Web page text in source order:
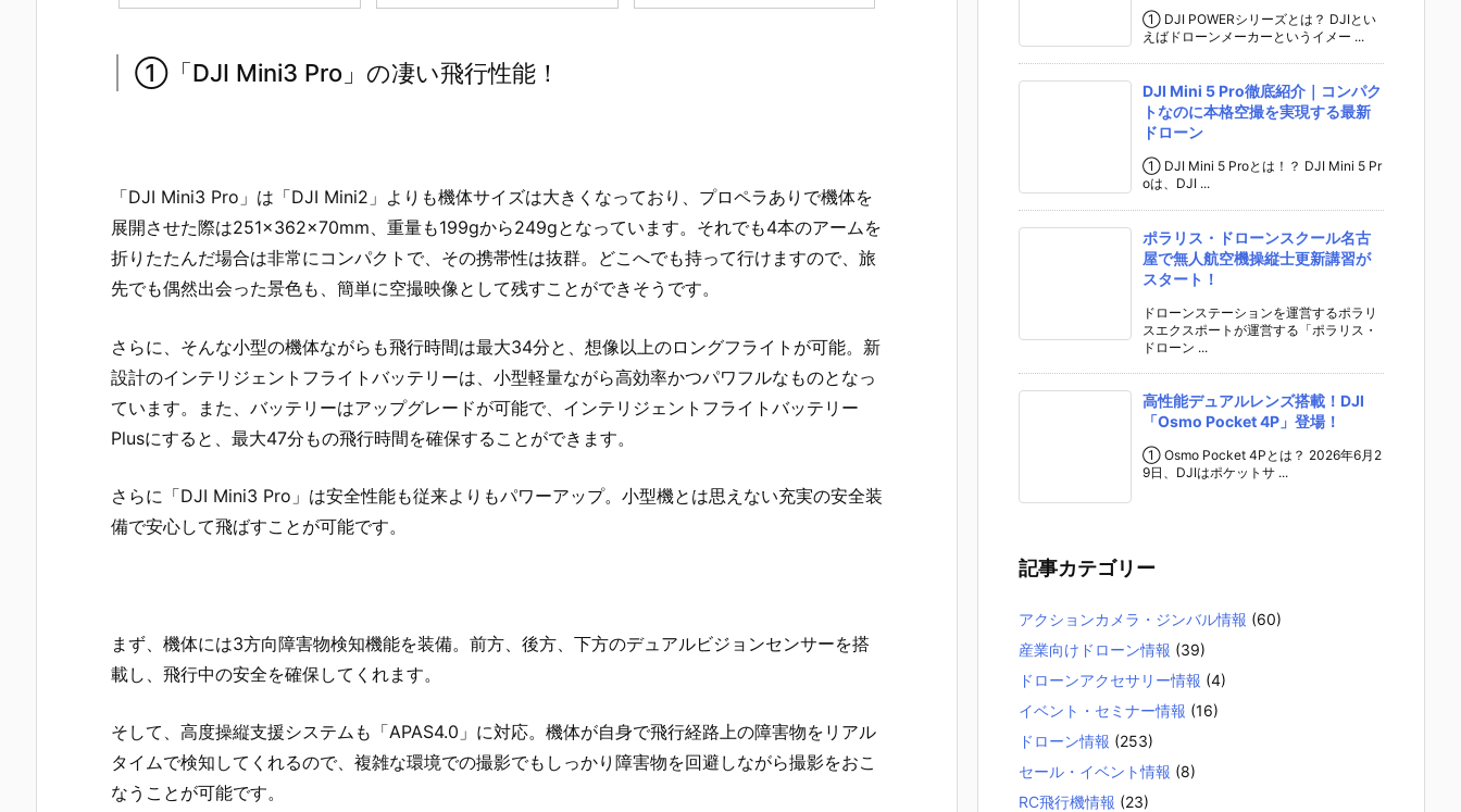
①「DJI Mini3 Pro」の凄い飛行性能！
「DJI Mini3 Pro」は「DJI Mini2」よりも機体サイズは大きくなっており、プロペラありで機体を
展開させた際は251×362×70mm、重量も199gから249gとなっています。それでも4本のアームを
折りたたんだ場合は非常にコンパクトで、その携帯性は抜群。どこへでも持って行けますので、旅
先でも偶然出会った景色も、簡単に空撮映像として残すことができそうです。
さらに、そんな小型の機体ながらも飛行時間は最大34分と、想像以上のロングフライトが可能。新
設計のインテリジェントフライトバッテリーは、小型軽量ながら高効率かつパワフルなものとなっ
ています。また、バッテリーはアップグレードが可能で、インテリジェントフライトバッテリー
Plusにすると、最大47分もの飛行時間を確保することができます。
さらに「DJI Mini3 Pro」は安全性能も従来よりもパワーアップ。小型機とは思えない充実の安全装
備で安心して飛ばすことが可能です。
まず、機体には3方向障害物検知機能を装備。前方、後方、下方のデュアルビジョンセンサーを搭
載し、飛行中の安全を確保してくれます。
そして、高度操縦支援システムも「APAS4.0」に対応。機体が自身で飛行経路上の障害物をリアル
タイムで検知してくれるので、複雑な環境での撮影でもしっかり障害物を回避しながら撮影をおこ
なうことが可能です。
① DJI POWERシリーズとは？ DJIとい
えばドローンメーカーというイメー ...
DJI Mini 5 Pro徹底紹介｜コンパク
トなのに本格空撮を実現する最新
ドローン
① DJI Mini 5 Proとは！？ DJI Mini 5 Pr
oは、DJI ...
ポラリス・ドローンスクール名古
屋で無人航空機操縦士更新講習が
スタート！
ドローンステーションを運営するポラリ
スエクスポートが運営する「ポラリス・
ドローン ...
高性能デュアルレンズ搭載！DJI
「Osmo Pocket 4P」登場！
① Osmo Pocket 4Pとは？ 2026年6月2
9日、DJIはポケットサ ...
記事カテゴリー
アクションカメラ・ジンバル情報 (60)
産業向けドローン情報 (39)
ドローンアクセサリー情報 (4)
イベント・セミナー情報 (16)
ドローン情報 (253)
セール・イベント情報 (8)
RC飛行機情報 (23)